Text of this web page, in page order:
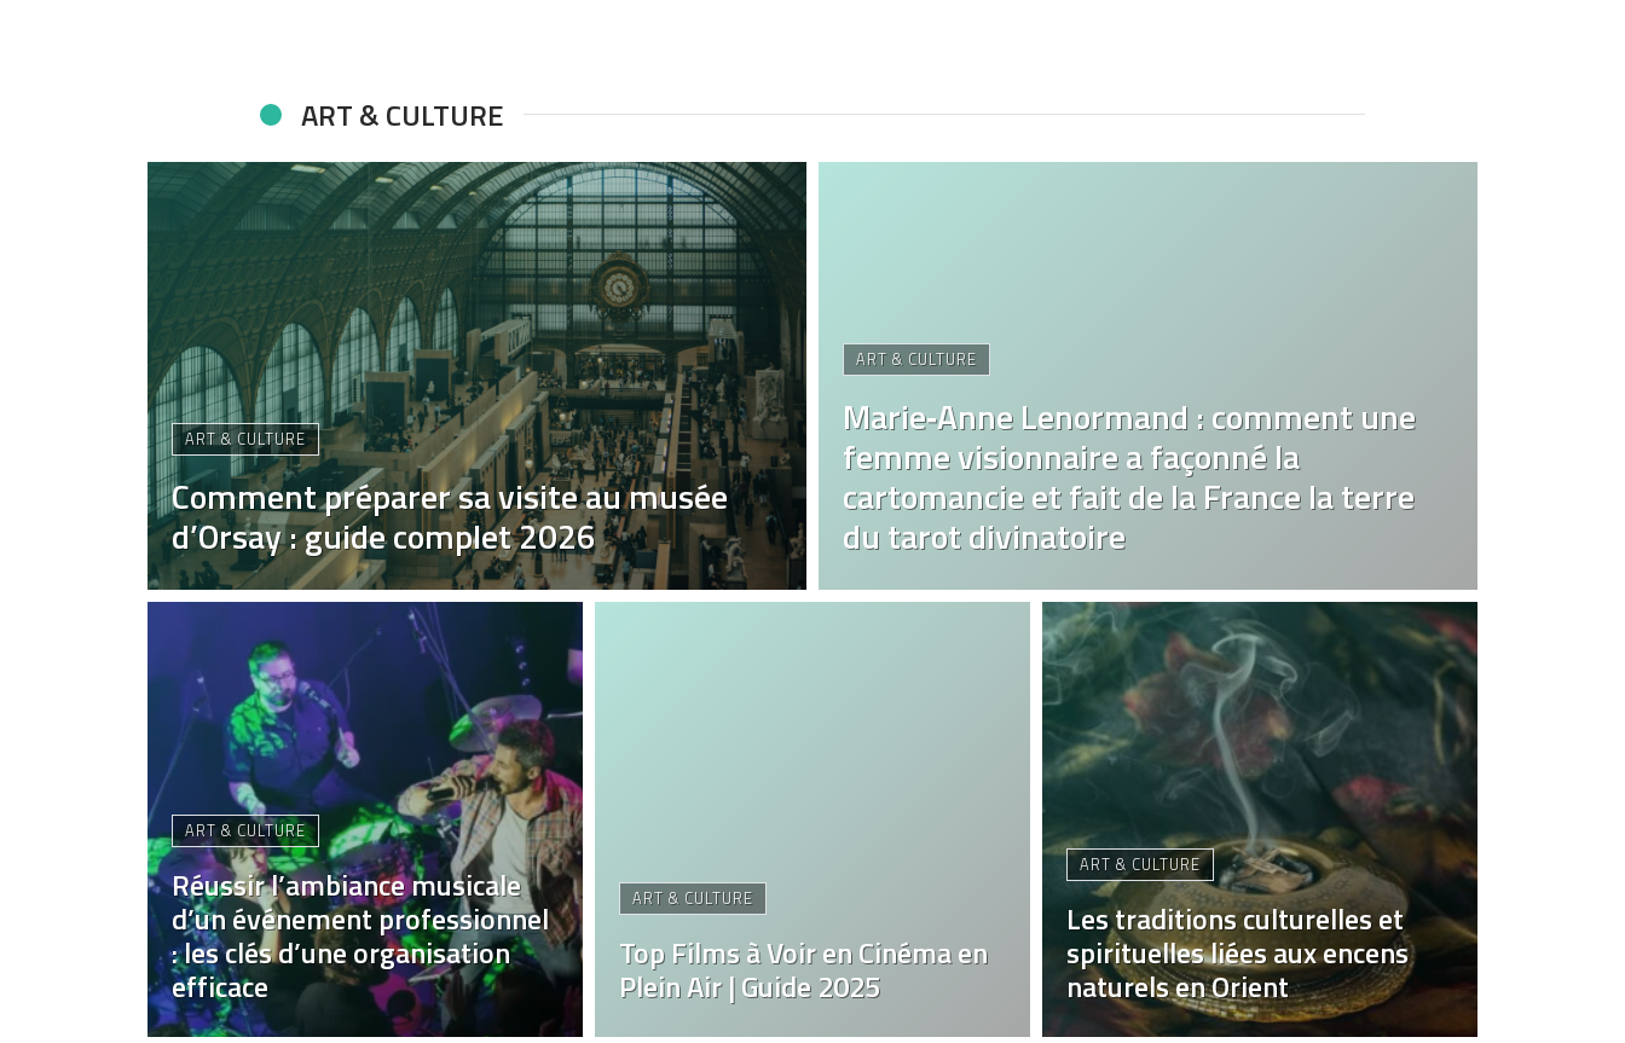
ART & CULTURE
ART & CULTURE
Comment préparer sa visite au musée
d’Orsay : guide complet 2026
ART & CULTURE
Marie‑Anne Lenormand : comment une
femme visionnaire a façonné la
cartomancie et fait de la France la terre
du tarot divinatoire
ART & CULTURE
Réussir l’ambiance musicale
d’un événement professionnel
: les clés d’une organisation
efficace
ART & CULTURE
Top Films à Voir en Cinéma en
Plein Air | Guide 2025
ART & CULTURE
Les traditions culturelles et
spirituelles liées aux encens
naturels en Orient